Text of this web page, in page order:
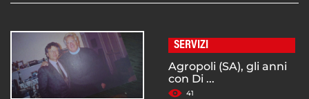
SERVIZI
Agropoli (SA), gli anni
con Di ...
41